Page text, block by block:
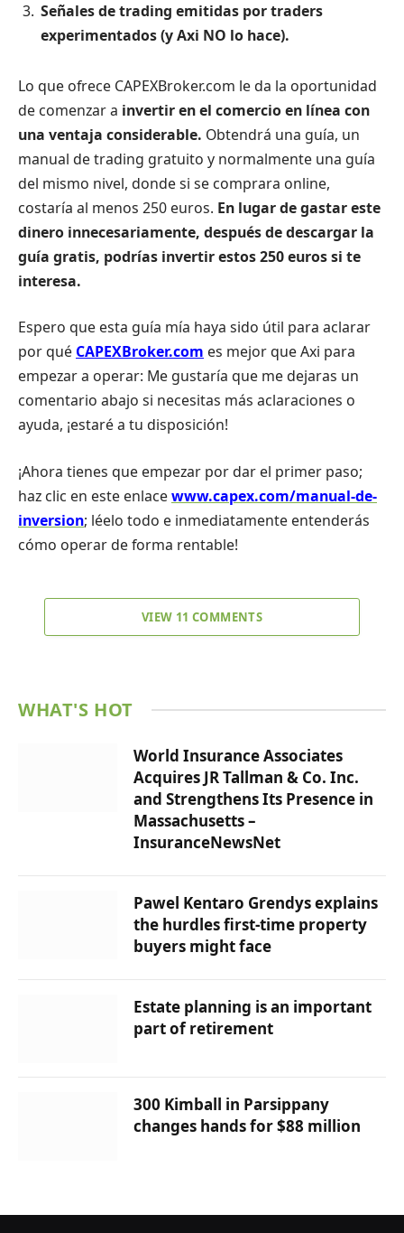
Señales de trading emitidas por traders
experimentados (y Axi NO lo hace).
Lo que ofrece CAPEXBroker.com le da la oportunidad
de comenzar a invertir en el comercio en línea con
una ventaja considerable. Obtendrá una guía, un
manual de trading gratuito y normalmente una guía
del mismo nivel, donde si se comprara online,
costaría al menos 250 euros. En lugar de gastar este
dinero innecesariamente, después de descargar la
guía gratis, podrías invertir estos 250 euros si te
interesa.
Espero que esta guía mía haya sido útil para aclarar
por qué CAPEXBroker.com es mejor que Axi para
empezar a operar: Me gustaría que me dejaras un
comentario abajo si necesitas más aclaraciones o
ayuda, ¡estaré a tu disposición!
¡Ahora tienes que empezar por dar el primer paso;
haz clic en este enlacewww.capex.com/manual-de-
inversion; léelo todo e inmediatamente entenderás
cómo operar de forma rentable!
VIEW 11 COMMENTS
WHAT'S HOT
World Insurance Associates
Acquires JR Tallman & Co. Inc.
and Strengthens Its Presence in
Massachusetts –
InsuranceNewsNet
Pawel Kentaro Grendys explains
the hurdles first-time property
buyers might face
Estate planning is an important
part of retirement
300 Kimball in Parsippany
changes hands for $88 million